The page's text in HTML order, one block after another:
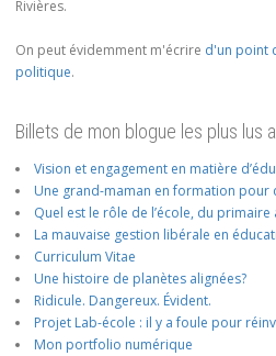
Rivières.
On peut évidemment m'écrire d'un point
politique.
Billets de mon blogue les plus lus
Vision et engagement en matière
Une grand-maman en formation pour
Quel est le rôle de l’école, du primaire
La mauvaise gestion libérale en
Curriculum Vitae
Une histoire de planètes alignées?
Ridicule. Dangereux. Évident.
Projet Lab-école : il y a foule pour
Mon portfolio numérique